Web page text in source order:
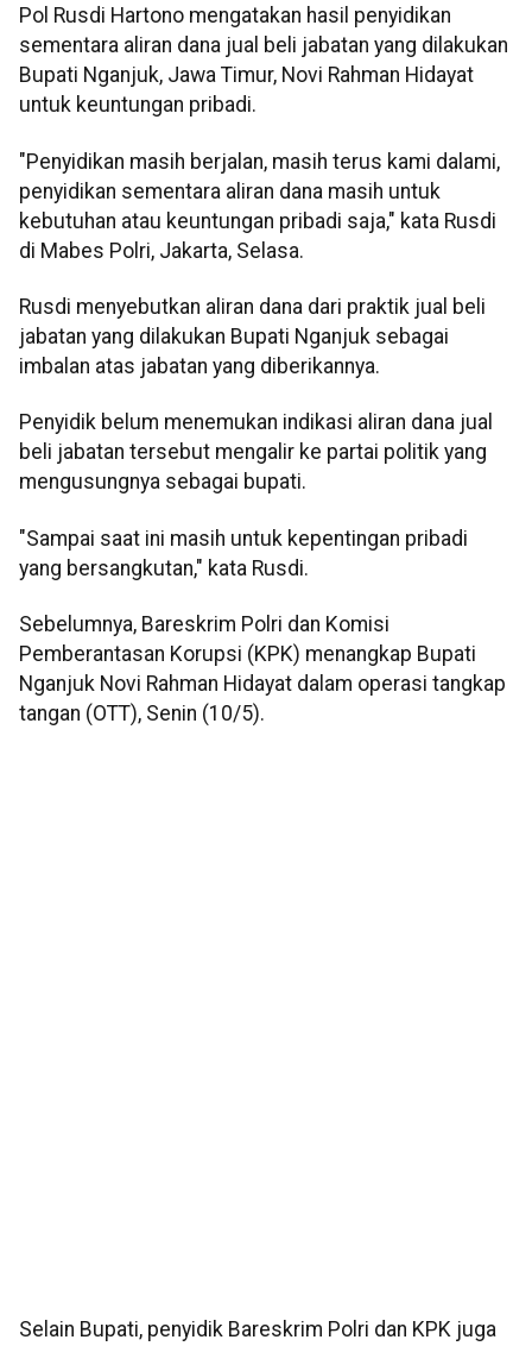
Pol Rusdi Hartono mengatakan hasil penyidikan
sementara aliran dana jual beli jabatan yang dilakukan
Bupati Nganjuk, Jawa Timur, Novi Rahman Hidayat
untuk keuntungan pribadi.
"Penyidikan masih berjalan, masih terus kami dalami,
penyidikan sementara aliran dana masih untuk
kebutuhan atau keuntungan pribadi saja," kata Rusdi
di Mabes Polri, Jakarta, Selasa.
Rusdi menyebutkan aliran dana dari praktik jual beli
jabatan yang dilakukan Bupati Nganjuk sebagai
imbalan atas jabatan yang diberikannya.
Penyidik belum menemukan indikasi aliran dana jual
beli jabatan tersebut mengalir ke partai politik yang
mengusungnya sebagai bupati.
"Sampai saat ini masih untuk kepentingan pribadi
yang bersangkutan," kata Rusdi.
Sebelumnya, Bareskrim Polri dan Komisi
Pemberantasan Korupsi (KPK) menangkap Bupati
Nganjuk Novi Rahman Hidayat dalam operasi tangkap
tangan (OTT), Senin (10/5).
Selain Bupati, penyidik Bareskrim Polri dan KPK juga